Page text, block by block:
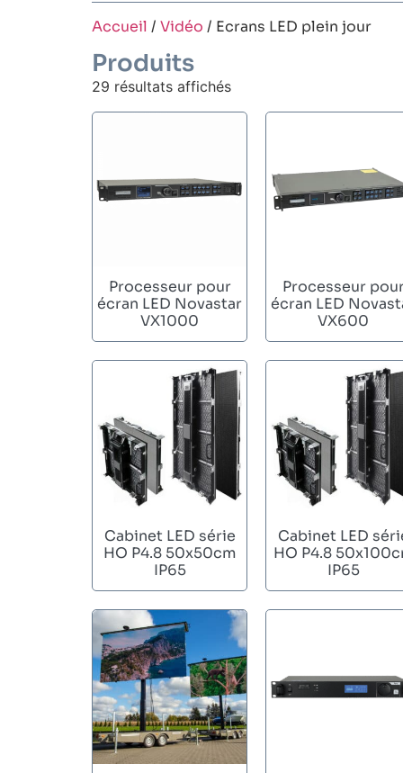
Accueil / Vidéo / Ecrans LED plein jour
Produits
29 résultats affichés
Processeur pour
écran LED Novastar
VX1000
Processeur
écran LED
VX600
Cabinet LED série
HO P4.8 50x50cm
IP65
Cabinet LED
HO P4.8
IP65